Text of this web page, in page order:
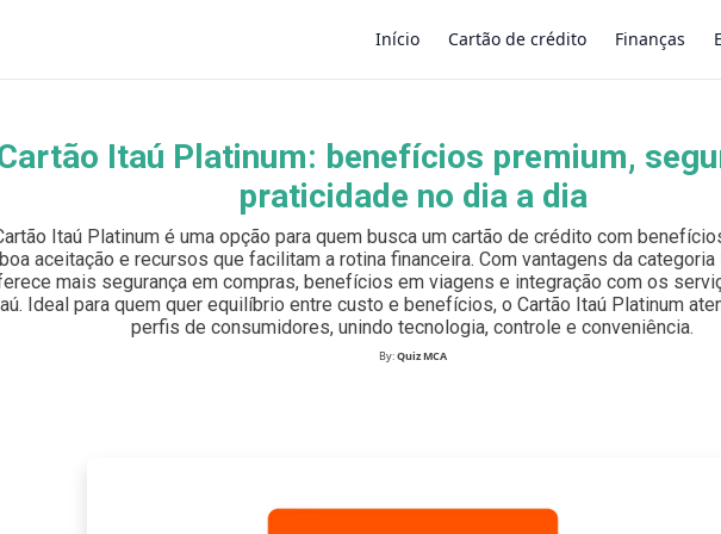
Início Cartão de crédito Finanças
×
Itaú Platinum: benefícios premium,
praticidade no dia a dia
Itaú Platinum é uma opção para quem busca um cartão de crédito com
boa aceitação e recursos que facilitam a rotina financeira. Com vantagens da categoria
mais segurança em compras, benefícios em viagens e integração com os
Ideal para quem quer equilíbrio entre custo e benefícios, o Cartão Itaú Platinum
perfis de consumidores, unindo tecnologia, controle e conveniência.
By:Quiz MCA